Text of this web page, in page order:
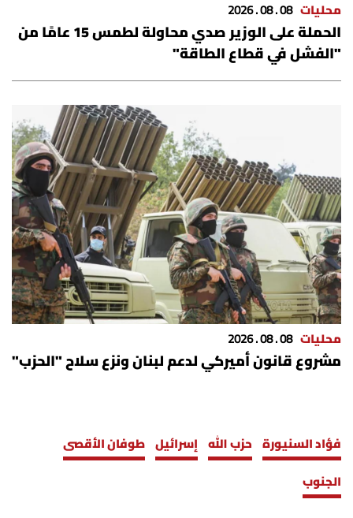
محليات 08 . 08 . 2026
الحملة على الوزير صدي محاولة لطمس 15 عامًا من
"الفشل في قطاع الطاقة"
محليات 08 . 08 . 2026
مشروع قانون أميركي لدعم لبنان ونزع سلاح "الحزب"
فؤاد السنيورة حزب الله إسرائيل طوفان الأقصى
الجنوب